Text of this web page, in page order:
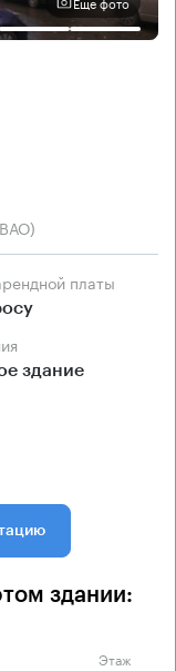
платы
здание
здании:
Этаж